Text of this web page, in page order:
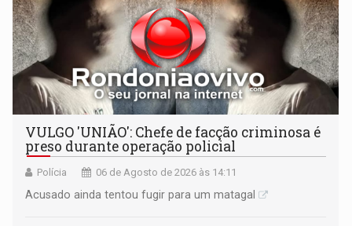
VULGO 'UNIÃO': Chefe de facção criminosa é
preso durante operação policial
Polícia 06 de Agosto de 2026 às 14:11
Acusado ainda tentou fugir para um matagal